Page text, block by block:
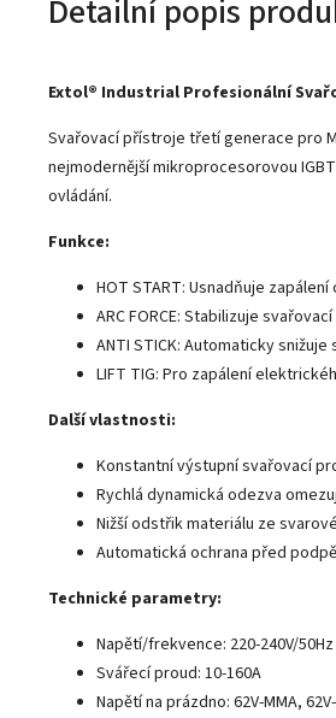
Detailní popis
Extol® Industrial Profesionální
Svařovací přístroje třetí generace pro
nejmodernější mikroprocesorovou
ovládání.
Funkce:
HOT START: Usnadňuje
ARC FORCE: Stabilizuje
ANTI STICK: Automaticky
LIFT TIG: Pro zapálení
Další vlastnosti:
Konstantní výstupní svařovací
Rychlá dynamická odezva
Nižší odstřik materiálu ze
Automatická ochrana před
Technické parametry:
Napětí/frekvence: 220-240V/50Hz
Svářecí proud: 10-160A
Napětí na prázdno: 62V-MMA,